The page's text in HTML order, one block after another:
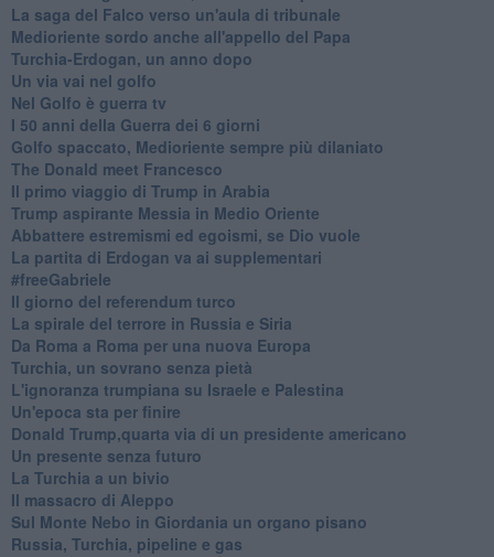
La saga del Falco verso un'aula di tribunale
Medioriente sordo anche all'appello del Papa
Turchia-Erdogan, un anno dopo
Un via vai nel golfo
Nel Golfo è guerra tv
I 50 anni della Guerra dei 6 giorni
Golfo spaccato, Medioriente sempre più dilaniato
The Donald meet Francesco
Il primo viaggio di Trump in Arabia
Trump aspirante Messia in Medio Oriente
Abbattere estremismi ed egoismi, se Dio vuole
La partita di Erdogan va ai supplementari
#freeGabriele
Il giorno del referendum turco
La spirale del terrore in Russia e Siria
Da Roma a Roma per una nuova Europa
Turchia, un sovrano senza pietà
L'ignoranza trumpiana su Israele e Palestina
Un'epoca sta per finire
Donald Trump,quarta via di un presidente americano
Un presente senza futuro
La Turchia a un bivio
Il massacro di Aleppo
Sul Monte Nebo in Giordania un organo pisano
Russia, Turchia, pipeline e gas